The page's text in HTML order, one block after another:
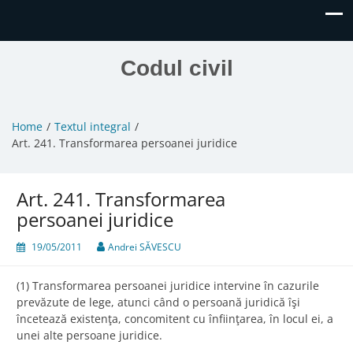
Codul civil
Home
Textul integral
Art. 241. Transformarea persoanei juridice
Art. 241. Transformarea
persoanei juridice
19/05/2011 Andrei SĂVESCU
(1) Transformarea persoanei juridice intervine în cazurile
prevăzute de lege, atunci când o persoană juridică îşi
încetează existenţa, concomitent cu înfiinţarea, în locul ei, a
unei alte persoane juridice.